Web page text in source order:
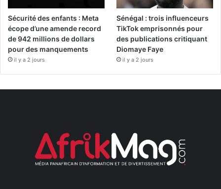
Sécurité des enfants : Meta
écope d’une amende record
de 942 millions de dollars
pour des manquements
il y a 2 jours
Sénégal : trois influenceurs
TikTok emprisonnés pour
des publications critiquant
Diomaye Faye
il y a 2 jours